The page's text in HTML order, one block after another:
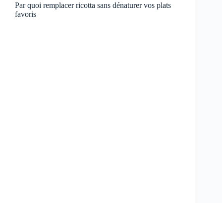
Par quoi remplacer ricotta sans dénaturer vos plats
favoris